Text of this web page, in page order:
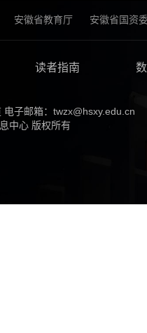
安徽省教育厅 安徽省国资
读者指南
子邮箱：twzx@hsxy.edu.cn
中心 版权所有